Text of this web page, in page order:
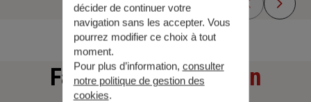
Faitesune simulation
décider de continuer votre
navigation sans les accepter. Vous
pourrez modifier ce choix à tout
moment.
Pour plus d’information, consulter
notre politique de gestion des
cookies.